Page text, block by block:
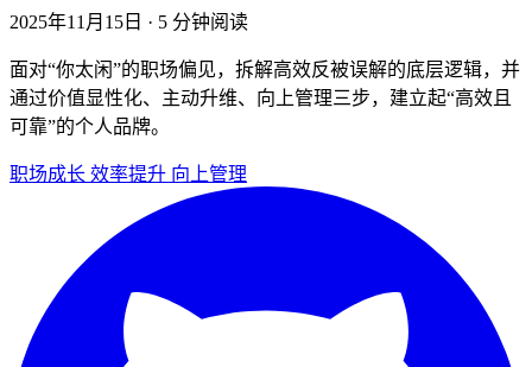
2025年11月15日 · 5 分钟阅读
面对“你太闲”的职场偏见，拆解高效反被误解的底层逻辑，并
通过价值显性化、主动升维、向上管理三步，建立起“高效且
可靠”的个人品牌。
职场成长 效率提升 向上管理